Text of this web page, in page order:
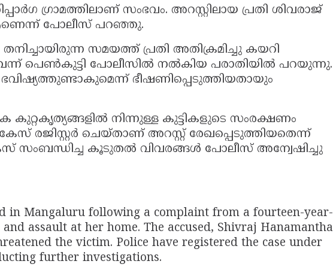
ഗ്രാമത്തിലാണ് സംഭവം. അറസ്റ്റിലായ പ്രതി ശിവരാജ്
പോലീസ് പറഞ്ഞു.
തനിച്ചായിരുന്ന സമയത്ത് പ്രതി അതിക്രമിച്ചു കയറി
പെൺകുട്ടി പോലീസിൽ നൽകിയ പരാതിയിൽ പറയുന്നു.
ഭീഷണിപ്പെടുത്തിയതായും
കുറ്റകൃത്യങ്ങളിൽ നിന്നുള്ള കുട്ടികളുടെ സംരക്ഷണം
രജിസ്റ്റർ ചെയ്താണ് അറസ്റ്റ് രേഖപ്പെടുത്തിയതെന്ന്
സംബന്ധിച്ച കൂടുതൽ വിവരങ്ങൾ പോലീസ് അന്വേഷിച്ചു
in Mangaluru following a complaint from a fourteen-year-
assault at her home. The accused, Shivraj Hanamantha
the victim. Police have registered the case under
further investigations.